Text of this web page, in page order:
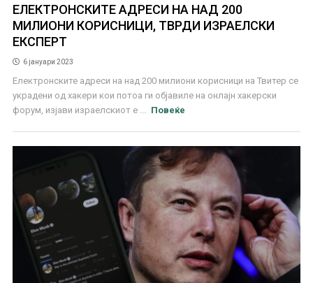
ЕЛЕКТРОНСКИТЕ АДРЕСИ НА НАД 200
МИЛИОНИ КОРИСНИЦИ, ТВРДИ ИЗРАЕЛСКИ
ЕКСПЕРТ
6 јануари 2023
Електронските адреси на над 200 милиони корисници на Твитер се
украдени од хакери кои потоа ги објавиле на онлајн хакерски
форум, изјави израелскиот е ...
Повеќе